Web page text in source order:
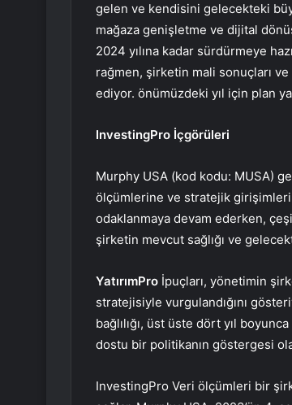
gelen ve kendisini gelecekteki
mağaza genişletme ve dijital
2024 yılına kadar sürdürmeye
rağmen, şirketin mali sonuçları
ediyor. önümüzdeki yıl için plan
InvestingPro İçgörüleri
Murphy USA (kod kodu: MUSA)
ölçümlerine ve stratejik
odaklanmaya devam ederken,
şirketin mevcut sağlığı ve
YatırımPro İpuçları, yönetimin
stratejisiyle vurgulandığını
bağlılığı, üst üste dört yıl
dostu bir politikanın göstergesi
InvestingPro Veri ölçümleri bir